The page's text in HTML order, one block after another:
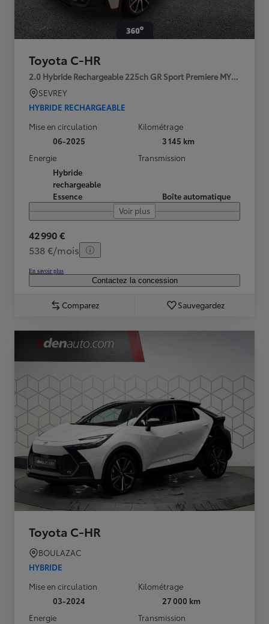
Toyota C-HR
2.0 Hybride Rechargeable 225ch GR Sport Premiere MY25
SEVREY
HYBRIDE RECHARGEABLE
Mise en circulation
06-2025
Kilométrage
3 145 km
Energie
Hybride
rechargeable
Essence
Transmission
Boîte automatique
Voir plus
42 990 €
538 €/mois
En savoir plus
Contactez la concession
Comparez Sauvegardez
Toyota C-HR
BOULAZAC
HYBRIDE
Mise en circulation
03-2024
Kilométrage
27 000 km
Energie
Transmission